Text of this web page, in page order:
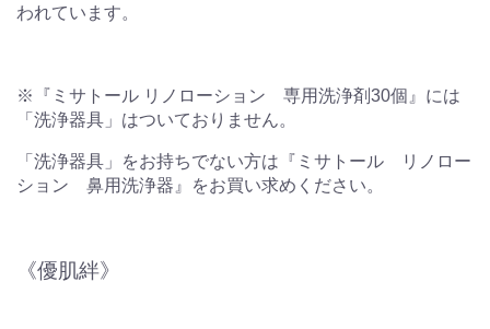
われています。
※『ミサトール リノローション 専用洗浄剤30個』には
「洗浄器具」はついておりません。
「洗浄器具」をお持ちでない方は『ミサトール リノロー
ション 鼻用洗浄器』をお買い求めください。
《優肌絆》